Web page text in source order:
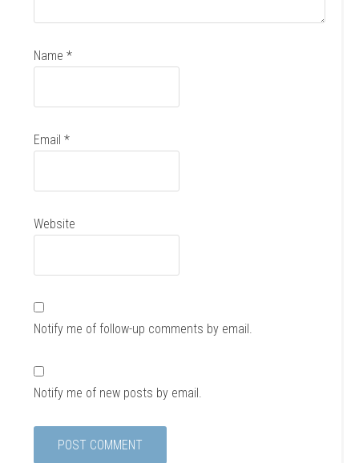
Name*
Email*
Website
Notify me of follow-up comments by email.
Notify me of new posts by email.